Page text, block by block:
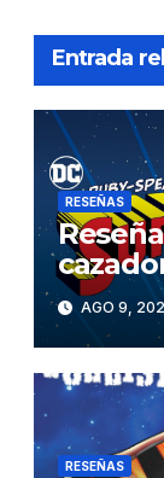
Entrada
RESEÑAS
casa»
AGO 9,
RESEÑAS